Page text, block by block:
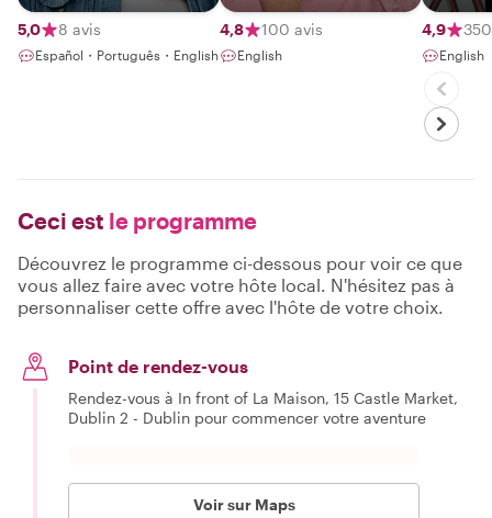
5,0 8 avis
Español・Português・English
4,8 100 avis
English
4,9
English
Ceci est le programme
Découvrez le programme ci-dessous pour voir ce que
vous allez faire avec votre hôte local. N'hésitez pas à
personnaliser cette offre avec l'hôte de votre choix.
Point de rendez-vous
Rendez-vous à In front of La Maison, 15 Castle Market,
Dublin 2 - Dublin pour commencer votre aventure
Voir sur Maps